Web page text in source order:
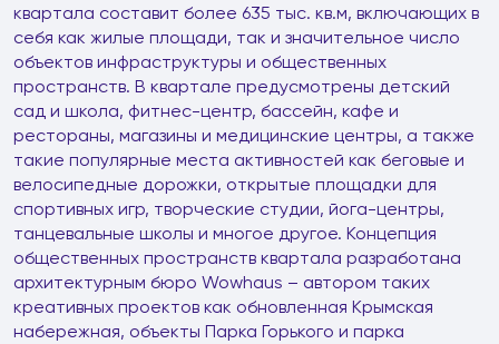
квартала составит более 635 тыс. кв.м, включающих в
себя как жилые площади, так и значительное число
объектов инфраструктуры и общественных
пространств. В квартале предусмотрены детский
сад и школа, фитнес-центр, бассейн, кафе и
рестораны, магазины и медицинские центры, а также
такие популярные места активностей как беговые и
велосипедные дорожки, открытые площадки для
спортивных игр, творческие студии, йога-центры,
танцевальные школы и многое другое. Концепция
общественных пространств квартала разработана
архитектурным бюро Wowhaus – автором таких
креативных проектов как обновленная Крымская
набережная, объекты Парка Горького и парка